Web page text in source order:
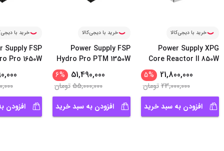
خرید با دیجی‌کالا
Power Supply XPG
Core Reactor II 850W
21,800,000
%
5
23,000,000تومان
افزودن به سبد خرید
خرید با دیجی‌کالا
Power Supply FSP
Hydro Pro PTM 1350W
51,490,000
%
6
55,000,000تومان
افزودن به سبد خرید
خرید با
Supply FSP
Pro 1650W
افزودن